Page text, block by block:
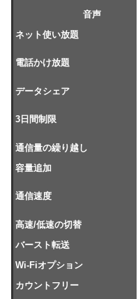
音声
ネット使い放題
電話かけ放題
データシェア
3日間制限
通信量の繰り越し
容量追加
通信速度
高速/低速の切替
バースト転送
Wi-Fiオプション
カウントフリー